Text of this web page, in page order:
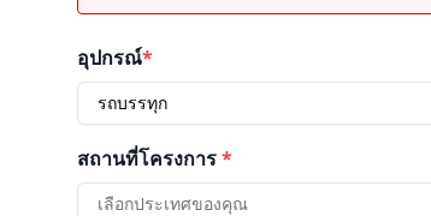
อุปกรณ์*
รถบรรทุก
สถานที่โครงการ*
เลือกประเทศของคุณ